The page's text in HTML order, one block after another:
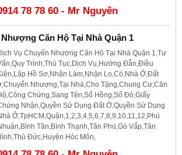
78 78 60 - Mr Nguyên
Căn Hộ Tại Nhà Quận 1
Vụ Chuyển Nhượng Căn Hộ Tại Nhà Quận 1,Tư
Trình,Thủ Tục,Dịch Vụ,Hướng Đẫn,Điều
Hồ Sơ,Nhận Làm,Nhận Lo,Có,Nhà Ở,Đất
Nhượng,Tại Nhà,Cho Tặng,Chung Cư,Căn
Chứng,Sang Tên,Sổ Hồng,Sổ Đỏ,Giấy
Nhận,Quyền Sử Dụng Đất Ở,Quyền Sử Dụng
Ở,TpHCM,Quận,1,2,3,4,5,6,7,8,9,10,11,12,Phú
Tân,Bình Thạnh,Tân Phú,Gò Vấp,Tân
Đức,Huyện Hóc Môn,